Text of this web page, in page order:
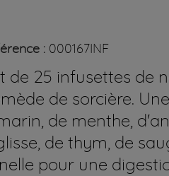
: 000167INF
de 25 infusettes de
de sorcière.
de menthe,
de thym, de
pour une